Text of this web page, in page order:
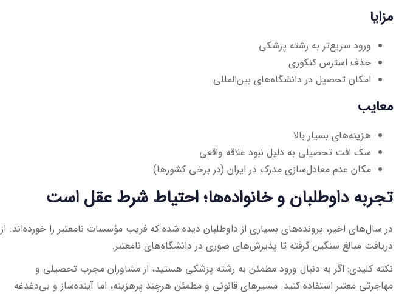
مزایا
ورود سریع‌تر به رشته پزشکی
حذف استرس کنکوری
امکان تحصیل در دانشگاه‌های بین‌المللی
معایب
هزینه‌های بسیار بالا
سک افت تحصیلی به دلیل نبود علاقه واقعی
مکان عدم معادل‌سازی مدرک در ایران (در برخی کشورها)
تجربه داوطلبان و خانواده‌ها؛ احتیاط شرط عقل است
در سال‌های اخیر، پرونده‌های بسیاری از داوطلبان دیده شده که فریب مؤسسات نامعتبر را خورده‌اند. از
دریافت مبالغ سنگین گرفته تا پذیرش‌های صوری در دانشگاه‌های نامعتبر.
نکته کلیدی: اگر به دنبال ورود مطمئن به رشته پزشکی هستید، از مشاوران مجرب تحصیلی و
مهاجرتی معتبر استفاده کنید. مسیرهای قانونی و مطمئن هرچند پرهزینه، اما آینده‌ساز و بی‌دغدغه